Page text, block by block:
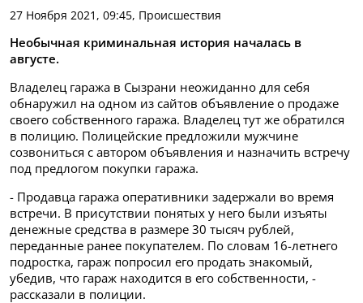
27 Ноября 2021, 09:45, Происшествия
Необычная криминальная история началась в
августе.
Владелец гаража в Сызрани неожиданно для себя
обнаружил на одном из сайтов объявление о продаже
своего собственного гаража. Владелец тут же обратился
в полицию. Полицейские предложили мужчине
созвониться с автором объявления и назначить встречу
под предлогом покупки гаража.
- Продавца гаража оперативники задержали во время
встречи. В присутствии понятых у него были изъяты
денежные средства в размере 30 тысяч рублей,
переданные ранее покупателем. По словам 16-летнего
подростка, гараж попросил его продать знакомый,
убедив, что гараж находится в его собственности, -
рассказали в полиции.